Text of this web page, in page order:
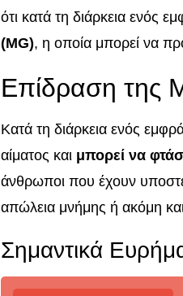
ότι κατά τη διάρκεια ενός
(MG), η οποία μπορεί να
Επίδραση της
Κατά τη διάρκεια ενός
αίματος και μπορεί να
άνθρωποι που έχουν
απώλεια μνήμης ή ακόμη
Σημαντικά